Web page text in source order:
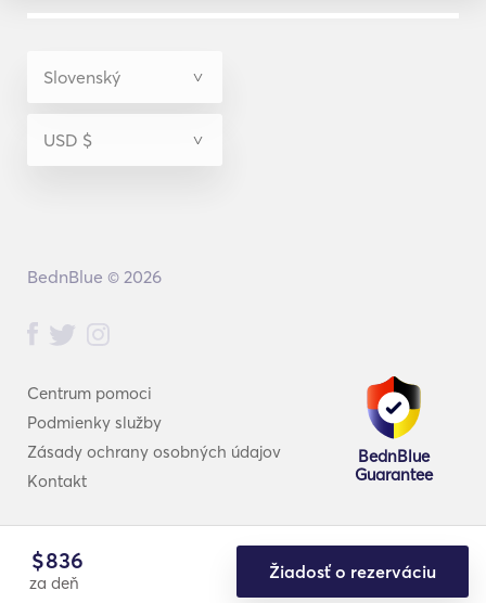
$836
za deň
Žiadosť o rezerváciu
Centrum pomoci
Podmienky služby
Zásady ochrany osobných údajov
Kontakt
BednBlue
Guarantee
BednBlue © 2026